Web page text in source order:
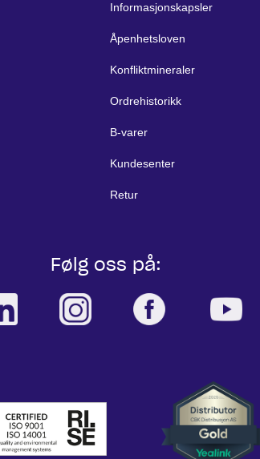
Informasjonskapsler
Åpenhetsloven
Konfliktmineraler
Ordrehistorikk
B-varer
Kundesenter
Retur
Følg oss på: